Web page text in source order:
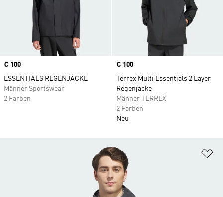
Price
€ 100
ESSENTIALS REGENJACKE
Männer Sportswear
2 Farben
Price
€ 100
Terrex Multi Essentials 2 Layer
Regenjacke
Männer TERREX
2 Farben
Neu